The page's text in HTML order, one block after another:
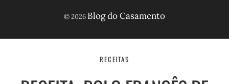
o
t
i
t
n
t
a
a
e
i
t
© 2026 Blog do Casamento
RECEITAS